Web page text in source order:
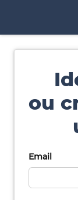
ou
Email